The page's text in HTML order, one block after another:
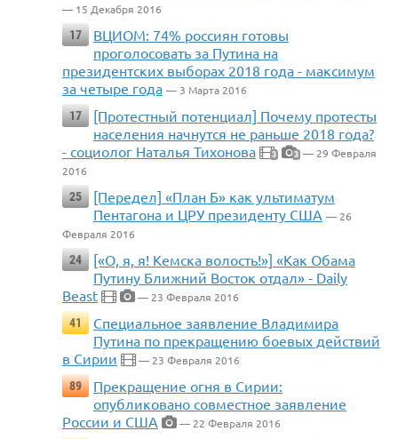
— 15 Декабря 2016
17
ВЦИОМ: 74% россиян готовы
проголосовать за Путина на
президентских выборах 2018 года - максимум
за четыре года — 3 Марта 2016
17
[Протестный потенциал] Почему протесты
населения начнутся не раньше 2018 года?
- социолог Наталья Тихонова
3 3 — 29 Февраля
2016
25
[Передел] «План Б» как ультиматум
Пентагона и ЦРУ президенту США — 26
Февраля 2016
24
[«О, я, я! Кемска волость!»] «Как Обама
Путину Ближний Восток отдал» - Daily
Beast
— 23 Февраля 2016
41
Специальное заявление Владимира
Путина по прекращению боевых действий
в Сирии
— 23 Февраля 2016
89
Прекращение огня в Сирии:
опубликовано совместное заявление
России и США
— 22 Февраля 2016